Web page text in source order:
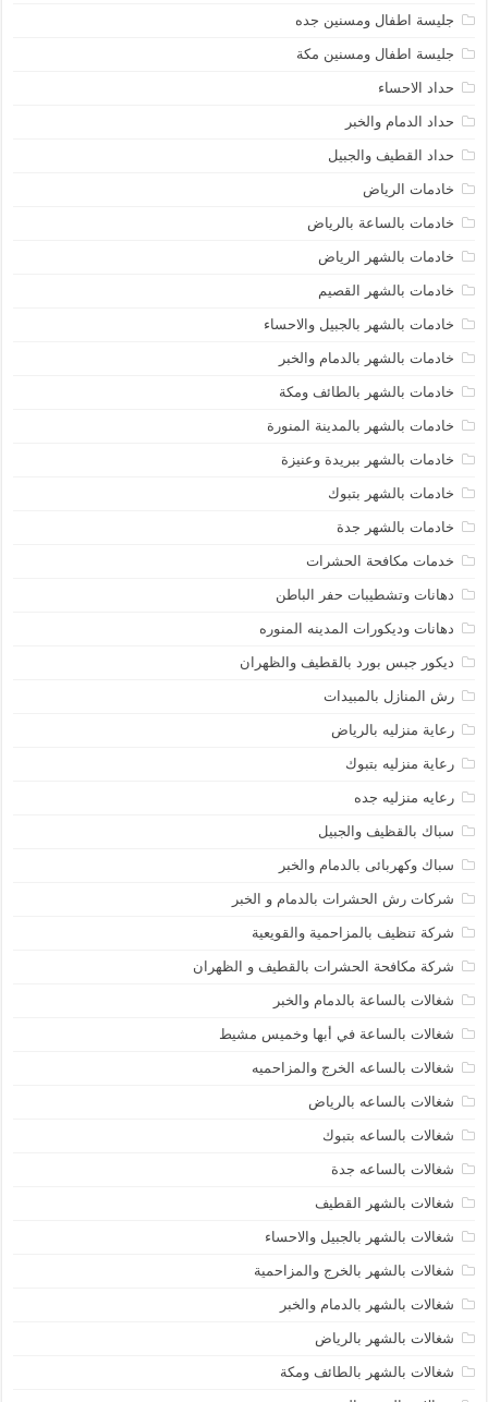
جليسة اطفال ومسنين جده
جليسة اطفال ومسنين مكة
حداد الاحساء
حداد الدمام والخبر
حداد القطيف والجبيل
خادمات الرياض
خادمات بالساعة بالرياض
خادمات بالشهر الرياض
خادمات بالشهر القصيم
خادمات بالشهر بالجبيل والاحساء
خادمات بالشهر بالدمام والخبر
خادمات بالشهر بالطائف ومكة
خادمات بالشهر بالمدينة المنورة
خادمات بالشهر ببريدة وعنيزة
خادمات بالشهر بتبوك
خادمات بالشهر جدة
خدمات مكافحة الحشرات
دهانات وتشطيبات حفر الباطن
دهانات وديكورات المدينه المنوره
ديكور جبس بورد بالقطيف والظهران
رش المنازل بالمبيدات
رعاية منزليه بالرياض
رعاية منزليه بتبوك
رعايه منزليه جده
سباك بالقظيف والجبيل
سباك وكهربائى بالدمام والخبر
شركات رش الحشرات بالدمام و الخبر
شركة تنظيف بالمزاحمية والقويعية
شركة مكافحة الحشرات بالقطيف و الظهران
شغالات بالساعة بالدمام والخبر
شغالات بالساعة في أبها وخميس مشيط
شغالات بالساعه الخرج والمزاحميه
شغالات بالساعه بالرياض
شغالات بالساعه بتبوك
شغالات بالساعه جدة
شغالات بالشهر القطيف
شغالات بالشهر بالجبيل والاحساء
شغالات بالشهر بالخرج والمزاحمية
شغالات بالشهر بالدمام والخبر
شغالات بالشهر بالرياض
شغالات بالشهر بالطائف ومكة